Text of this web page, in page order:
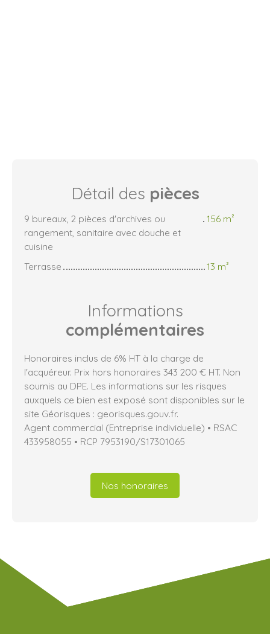
Détail des pièces
9 bureaux, 2 pièces d'archives ou
rangement, sanitaire avec douche et
cuisine
156 m²
Terrasse 13 m²
Informations
complémentaires
Honoraires inclus de 6% HT à la charge de
l'acquéreur. Prix hors honoraires 343 200 € HT. Non
soumis au DPE. Les informations sur les risques
auxquels ce bien est exposé sont disponibles sur le
site Géorisques : georisques.gouv.fr.
Agent commercial (Entreprise individuelle) • RSAC
433958055 • RCP 7953190/S17301065
Nos honoraires